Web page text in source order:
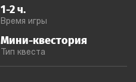
1-2ч.
Время игры
Мини-квестория
Тип квеста